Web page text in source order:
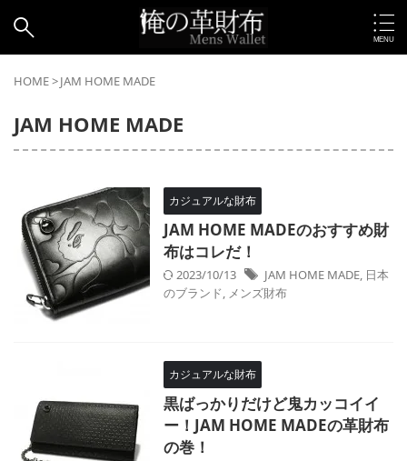
HOME>JAM HOME MADE
JAM HOME MADE
カジュアルな財布
JAM HOME MADEのおすすめ財
布はコレだ！
2023/10/13 JAM HOME MADE, 日本
のブランド, メンズ財布
カジュアルな財布
黒ばっかりだけど鬼カッコイイ
ー！JAM HOME MADEの革財布
の巻！